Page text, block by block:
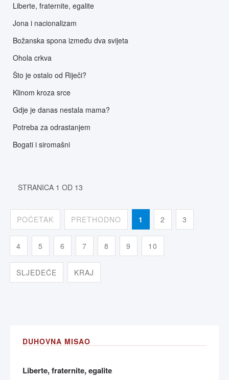
Liberte, fraternite, egalite
Jona i nacionalizam
Božanska spona između dva svijeta
Ohola crkva
Što je ostalo od Riječi?
Klinom kroza srce
Gdje je danas nestala mama?
Potreba za odrastanjem
Bogati i siromašni
STRANICA 1 OD 13
POČETAK PRETHODNO 1 2 3
4 5 6 7 8 9 10
SLJEDEĆE KRAJ
DUHOVNA MISAO
Liberte, fraternite, egalite